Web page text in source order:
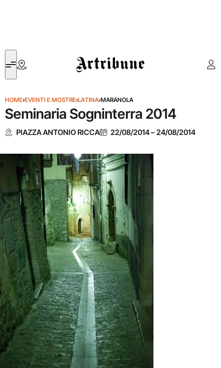
Artribune
HOME›EVENTI E MOSTRE›LATINA›MARANOLA
Seminaria Sogninterra 2014
PIAZZA ANTONIO RICCA 22/08/2014–24/08/2014